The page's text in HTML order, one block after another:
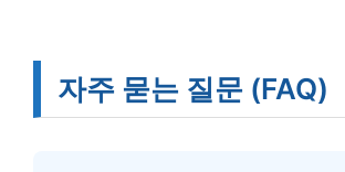
자주 묻는 질문 (FAQ)